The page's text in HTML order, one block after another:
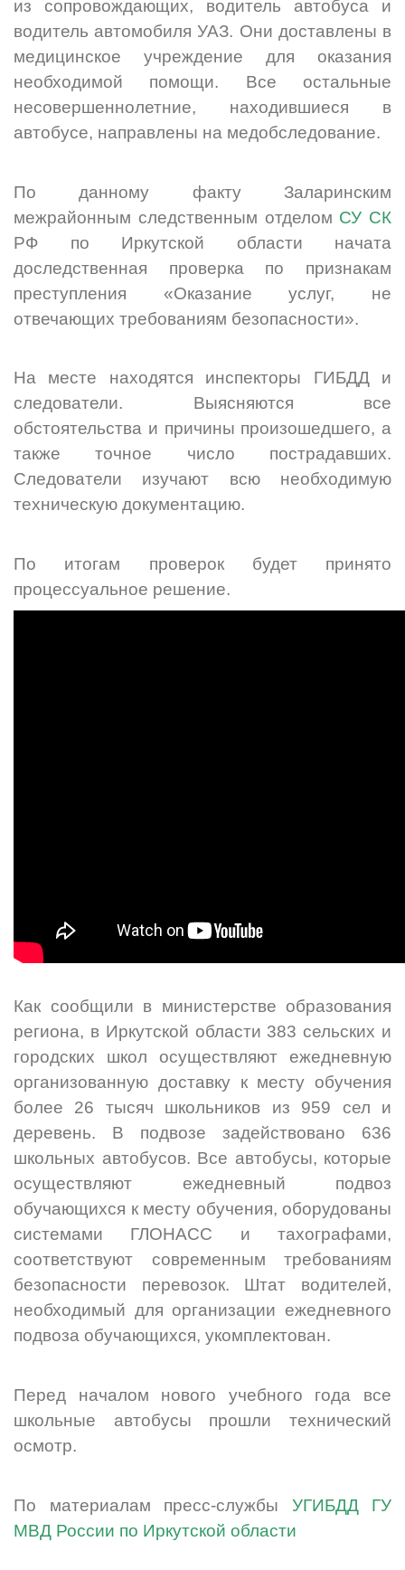
из сопровождающих, водитель автобуса и
водитель автомобиля УАЗ. Они доставлены в
медицинское учреждение для оказания
необходимой помощи. Все остальные
несовершеннолетние, находившиеся в
автобусе, направлены на медобследование.
По данному факту Заларинским
межрайонным следственным отделом СУ СК
РФ по Иркутской области начата
доследственная проверка по признакам
преступления «Оказание услуг, не
отвечающих требованиям безопасности».
На месте находятся инспекторы ГИБДД и
следователи. Выясняются все
обстоятельства и причины произошедшего, а
также точное число пострадавших.
Следователи изучают всю необходимую
техническую документацию.
По итогам проверок будет принято
процессуальное решение.
Как сообщили в министерстве образования
региона, в Иркутской области 383 сельских и
городских школ осуществляют ежедневную
организованную доставку к месту обучения
более 26 тысяч школьников из 959 сел и
деревень. В подвозе задействовано 636
школьных автобусов. Все автобусы, которые
осуществляют ежедневный подвоз
обучающихся к месту обучения, оборудованы
системами ГЛОНАСС и тахографами,
соответствуют современным требованиям
безопасности перевозок. Штат водителей,
необходимый для организации ежедневного
подвоза обучающихся, укомплектован.
Перед началом нового учебного года все
школьные автобусы прошли технический
осмотр.
По материалам пресс-службы УГИБДД ГУ
МВД России по Иркутской области